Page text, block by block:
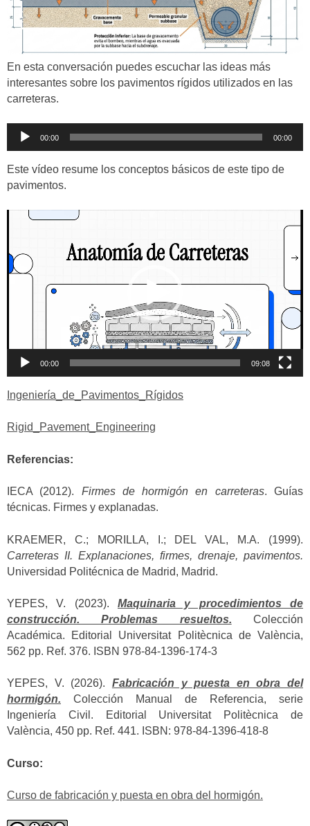
En esta conversación puedes escuchar las ideas más
interesantes sobre los pavimentos rígidos utilizados en las
carreteras.
Reproductor
audio
00:00 00:00
Este vídeo resume los conceptos básicos de este tipo de
pavimentos.
Reproductor
00:00 09:08
Ingeniería_de_Pavimentos_Rígidos
Rigid_Pavement_Engineering
Referencias:
IECA (2012). Firmes de hormigón en carreteras. Guías
técnicas. Firmes y explanadas.
KRAEMER, C.; MORILLA, I.; DEL VAL, M.A. (1999).
Carreteras II. Explanaciones, firmes, drenaje, pavimentos.
Universidad Politécnica de Madrid, Madrid.
YEPES, V. (2023). Maquinaria y procedimientos de
construcción. Problemas resueltos. Colección
Académica. Editorial Universitat Politècnica de València,
562 pp. Ref. 376. ISBN 978-84-1396-174-3
YEPES, V. (2026). Fabricación y puesta en obra del
hormigón. Colección Manual de Referencia, serie
Ingeniería Civil. Editorial Universitat Politècnica de
València, 450 pp. Ref. 441. ISBN: 978-84-1396-418-8
Curso:
Curso de fabricación y puesta en obra del hormigón.